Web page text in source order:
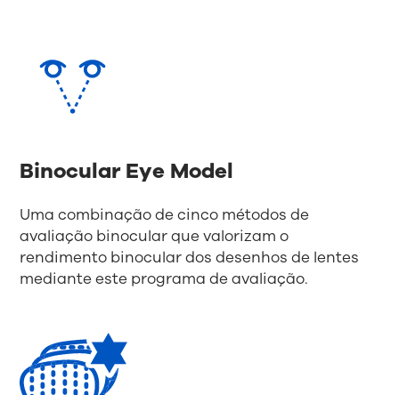
Binocular Eye Model
Uma combinação de cinco métodos de
avaliação binocular que valorizam o
rendimento binocular dos desenhos de lentes
mediante este programa de avaliação.